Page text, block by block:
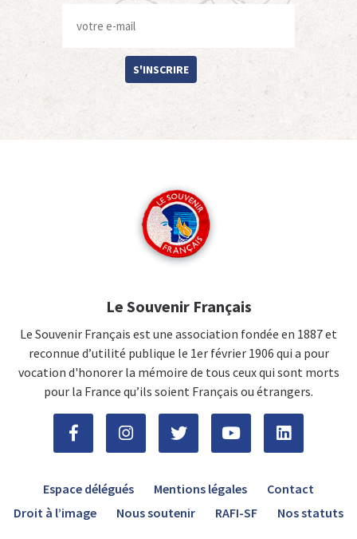
S'INSCRIRE
Le Souvenir Français
Le Souvenir Français est une association fondée en 1887 et
reconnue d’utilité publique le 1er février 1906 qui a pour
vocation d'honorer la mémoire de tous ceux qui sont morts
pour la France qu’ils soient Français ou étrangers.
Espace délégués Mentions légales
Contact
Droit à l’image
Nous soutenir RAFI-SF Nos statuts